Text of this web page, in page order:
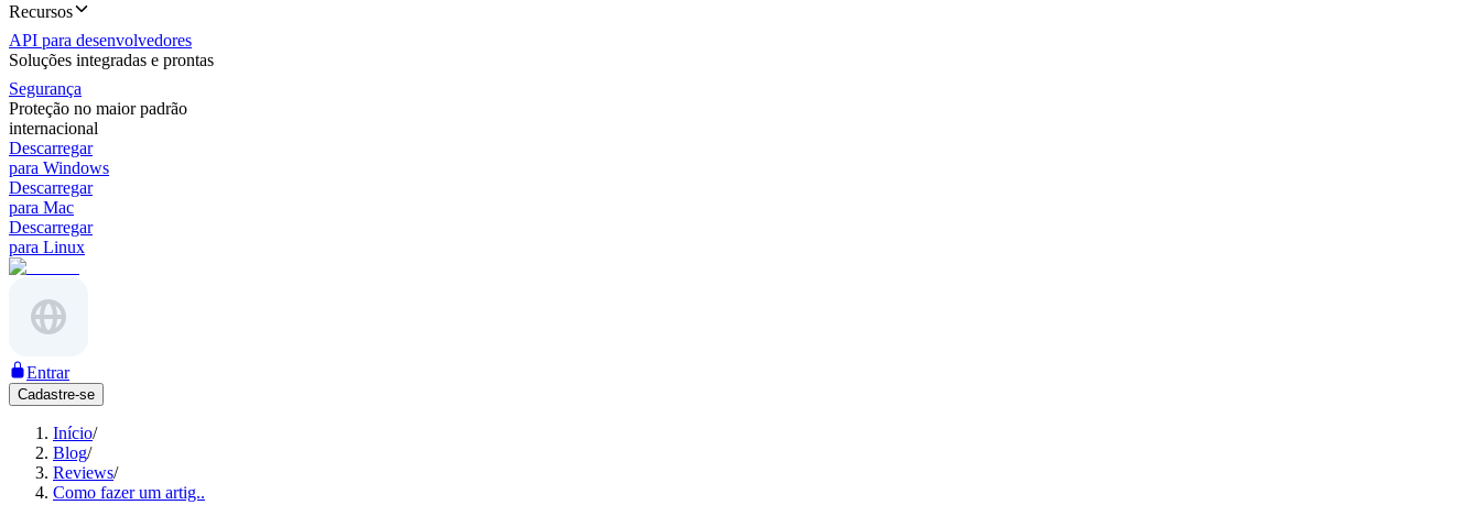
Recursos
API para desenvolvedores
Soluções integradas e prontas
Segurança
Proteção no maior padrão
internacional
Descarregar
para Windows
Descarregar
para Mac
Descarregar
para Linux
Entrar
Cadastre-se
Início/
Blog/
Reviews/
Como fazer um artig..